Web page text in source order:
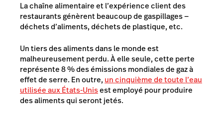
La chaîne alimentaire et l’expérience client des
restaurants génèrent beaucoup de gaspillages —
déchets d’aliments, déchets de plastique, etc.
Un tiers des aliments dans le monde est
malheureusement perdu. À elle seule, cette perte
représente 8 % des émissions mondiales de gaz à
effet de serre. En outre, un cinquième de toute l’eau
utilisée aux États-Unisest employé pour produire
des aliments qui seront jetés.